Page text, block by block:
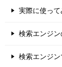
実際に使っ
検索エンジン
検索エンジン